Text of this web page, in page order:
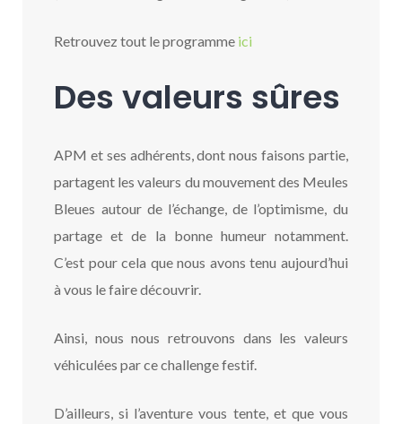
Retrouvez tout le programme ici
Des valeurs sûres
APM et ses adhérents, dont nous faisons partie,
partagent les valeurs du mouvement des Meules
Bleues autour de l’échange, de l’optimisme, du
partage et de la bonne humeur notamment.
C’est pour cela que nous avons tenu aujourd’hui
à vous le faire découvrir.
Ainsi, nous nous retrouvons dans les valeurs
véhiculées par ce challenge festif.
D’ailleurs, si l’aventure vous tente, et que vous